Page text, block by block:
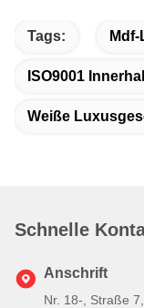
Tags:
ISO9001
Weiße
Schnelle
Anschrift
Nr. 18-, Straße